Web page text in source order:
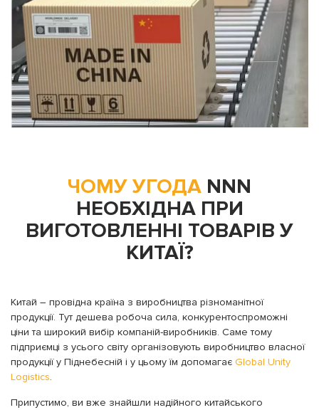
ЧОМУ УГОДА NNN
НЕОБХІДНА ПРИ
ВИГОТОВЛЕННІ ТОВАРІВ У
КИТАЇ?
Китай – провідна країна з виробництва різноманітної
продукції. Тут дешева робоча сила, конкурентоспроможні
ціни та широкий вибір компаній-виробників. Саме тому
підприємці з усього світу організовують виробництво власної
продукції у Піднебесній і у цьому їм допомагає Global Unity
Logistics.
Припустимо, ви вже знайшли надійного китайського